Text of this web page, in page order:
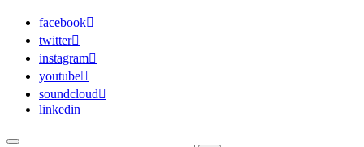
facebook
twitter
instagram
youtube
soundcloud
linkedin